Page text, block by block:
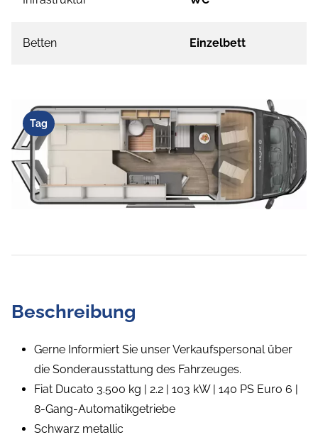
Betten Einzelbett
Tag
Beschreibung
Gerne Informiert Sie unser Verkaufspersonal über
die Sonderausstattung des Fahrzeuges.
Fiat Ducato 3.500 kg | 2.2 | 103 kW | 140 PS Euro 6 |
8-Gang-Automatikgetriebe
Schwarz metallic